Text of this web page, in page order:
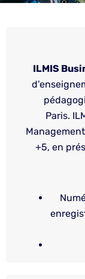
ILMIS
Paris.
+5, en